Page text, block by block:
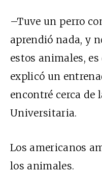
–Tuve un perro
aprendió nada, y
estos animales,
explicó un
encontré cerca de
Universitaria.
Los americanos
los animales.